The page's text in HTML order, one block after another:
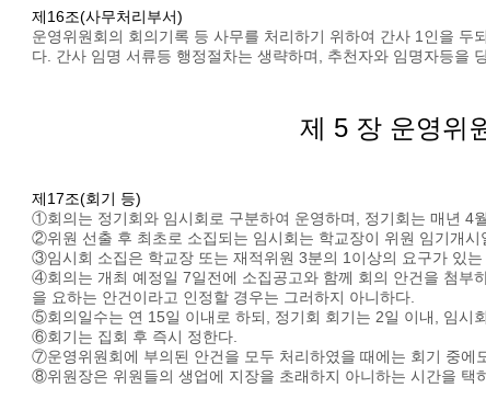
제16조(사무처리부서)
운영위원회의 회의기록 등 사무를 처리하기 위하여 간사 1인을
다. 간사 임명 서류등 행정절차는 생략하며, 추천자와 임명자등을
제 5 장 운영위
제17조(회기 등)
①회의는 정기회와 임시회로 구분하여 운영하며, 정기회는 매년 4
②위원 선출 후 최초로 소집되는 임시회는 학교장이 위원 임기개시
③임시회 소집은 학교장 또는 재적위원 3분의 1이상의 요구가 있는
④회의는 개최 예정일 7일전에 소집공고와 함께 회의 안건을 첨부
을 요하는 안건이라고 인정할 경우는 그러하지 아니하다.
⑤회의일수는 연 15일 이내로 하되, 정기회 회기는 2일 이내, 임시
⑥회기는 집회 후 즉시 정한다.
⑦운영위원회에 부의된 안건을 모두 처리하였을 때에는 회기 중에
⑧위원장은 위원들의 생업에 지장을 초래하지 아니하는 시간을 택